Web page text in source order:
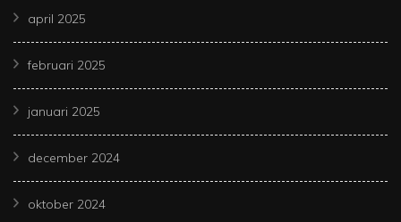
april 2025
februari 2025
januari 2025
december 2024
oktober 2024